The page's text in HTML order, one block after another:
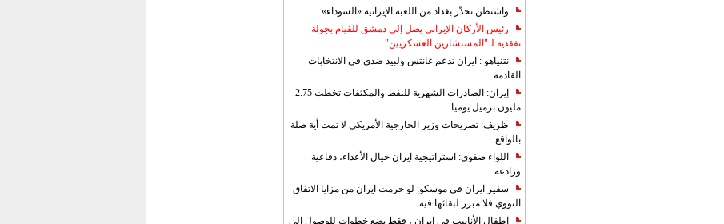
واشنطن تحذّر بغداد من اللعبة الإيرانية «السوداء»
رئيس الأركان الإيراني يصل إلى دمشق للقيام بجولة
تفقدية لـ"المستشارين العسكريين"
نتنياهو : ايران تدعم غانتس ولبيد ضدي في الانتخابات
القادمة
إيران: الصادرات الشهریة للنفط والمكثفات تخطت 2.75
مليون برميل يوميا
ظريف: تصريحات وزير الخارجية الأمريكي لا تمت أية صلة
بالواقع
اللواء صفوي: استراتيجية ايران حيال الأعداء، دفاعية
ورادعة
سفير ايران في موسكو: لو حرمت ايران من مزايا الاتفاق
النووي فلا مبرر لبقائها فيه
اطفال الأنابيب في إيران ، فقط بضع خطوات للوصول إلى